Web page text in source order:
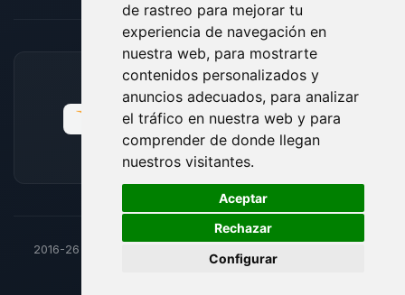
de rastreo para mejorar tu
experiencia de navegación en
nuestra web, para mostrarte
contenidos personalizados y
anuncios adecuados, para analizar
el tráfico en nuestra web y para
comprender de donde llegan
nuestros visitantes.
Aceptar
Rechazar
Configurar
MÉTODOS DE PAGO ACEPTADOS
2016-26
🍪